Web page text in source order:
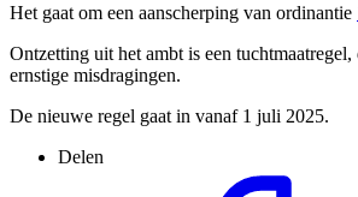
Het gaat om een aanscherping van ordinantie
Ontzetting uit het ambt is een
ernstige misdragingen.
De nieuwe regel gaat in vanaf 1 juli 2025.
Delen